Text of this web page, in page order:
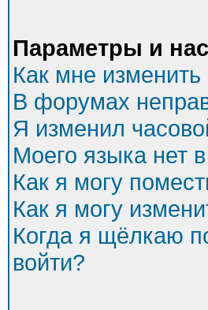
Параметры и
Как мне
В форумах
Я изменил
Моего языка нет
Как я могу
Как я могу
Когда я щёлкаю
войти?